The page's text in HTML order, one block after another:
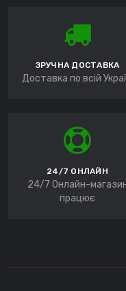
ЗРУЧНА ДОСТАВКА
Доставка по всій
24/7 ОНЛАЙН
24/7 Онлайн-
працює